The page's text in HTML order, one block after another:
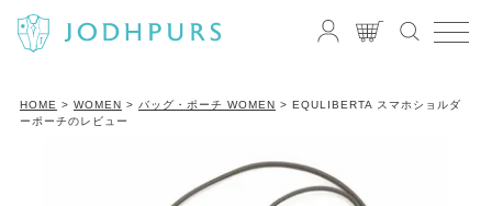
HOME WOMEN バッグ・ポーチ WOMEN
EQULIBERTA スマホショルダ
ーポーチのレビュー